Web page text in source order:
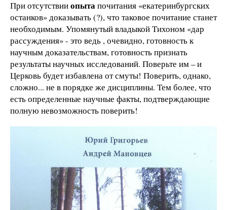
При отсутствииопытапочитания «екатеринбургских
останков» доказывать (?), что таковое почитание станет
необходимым. Упомянутый владыкой Тихоном «дар
рассуждения» - это ведь , очевидно, готовность к
научным доказательствам, готовность признать
результаты научных исследований. Поверьте им – и
Церковь будет избавлена от смуты! Поверить, однако,
сложно... не в порядке же дисциплины. Тем более, что
есть определенные научные факты, подтверждающие
полную невозможность поверить!